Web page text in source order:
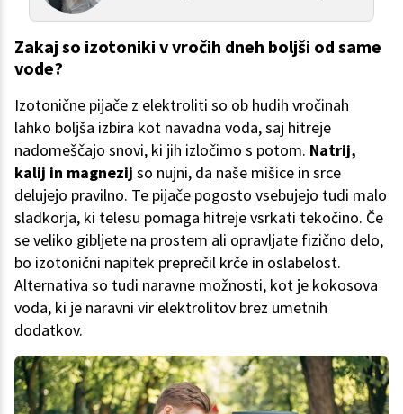
Zakaj so izotoniki v vročih dneh boljši od same
vode?
Izotonične pijače z elektroliti so ob hudih vročinah
lahko boljša izbira kot navadna voda, saj hitreje
nadomeščajo snovi, ki jih izločimo s potom. Natrij,
kalij in magnezij so nujni, da naše mišice in srce
delujejo pravilno. Te pijače pogosto vsebujejo tudi malo
sladkorja, ki telesu pomaga hitreje vsrkati tekočino. Če
se veliko gibljete na prostem ali opravljate fizično delo,
bo izotonični napitek preprečil krče in oslabelost.
Alternativa so tudi naravne možnosti, kot je kokosova
voda, ki je naravni vir elektrolitov brez umetnih
dodatkov.